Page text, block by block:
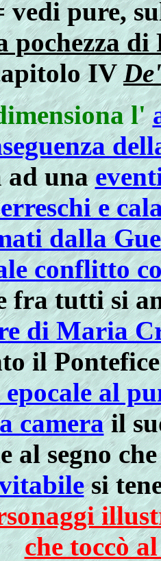
vedi pure,
pochezza di
IV
l'
ad una
e
dalla
conflitto
fra tutti si
di Maria
il
al
camerail
al segno
si
che toccò